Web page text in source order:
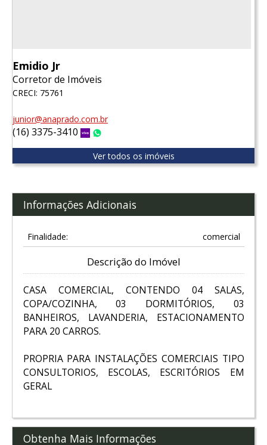
Emidio Jr
Corretor de Imóveis
CRECI: 75761
junior@anaprado.com.br
(16) 3375-3410 Vivo
Ver todos os imóveis
Informações Adicionais
Finalidade: comercial
Descrição do Imóvel
CASA COMERCIAL, CONTENDO 04 SALAS,
COPA/COZINHA, 03 DORMITÓRIOS, 03
BANHEIROS, LAVANDERIA, ESTACIONAMENTO
PARA 20 CARROS.
PROPRIA PARA INSTALAÇÕES COMERCIAIS TIPO
CONSULTORIOS, ESCOLAS, ESCRITÓRIOS EM
GERAL
Obtenha Mais Informações